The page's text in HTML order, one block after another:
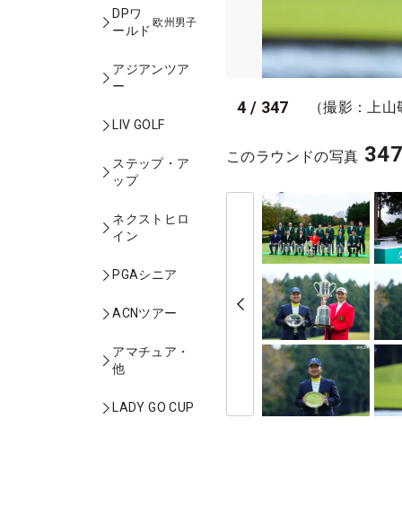
DPワ
ールド
欧州男子
アジアンツア
ー
LIV GOLF
ステップ・ア
ップ
ネクストヒロ
イン
PGAシニア
ACNツアー
アマチュア・
他
LADY GO CUP
4 / 347 （撮影：上
このラウンドの写真